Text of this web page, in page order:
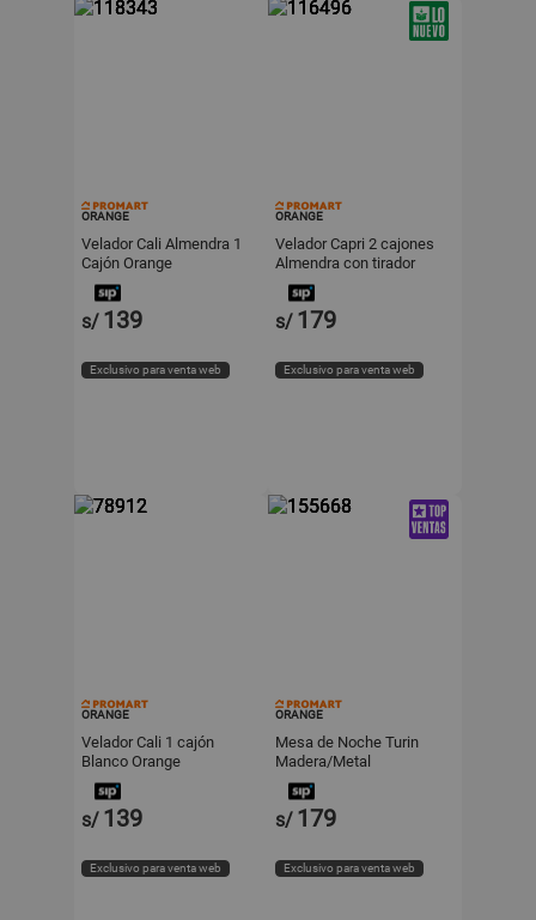
ORANGE
Velador Cali Almendra 1
Cajón Orange
s/ 139
Exclusivo para venta web
ORANGE
Velador Capri 2 cajones
Almendra con tirador
Orange
s/ 179
Exclusivo para venta web
ORANGE
Velador Cali 1 cajón
Blanco Orange
s/ 139
Exclusivo para venta web
ORANGE
Mesa de Noche Turin
Madera/Metal
40x60x40cm Marrón
Orange
s/ 179
Exclusivo para venta web